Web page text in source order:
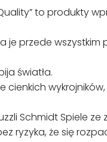
to produkty
je przede
światła.
Schmidt Spiele ze
ryzyka, że się